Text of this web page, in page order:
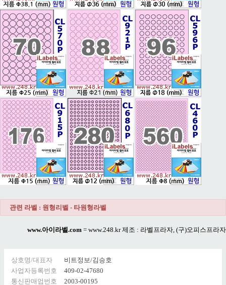
관련 라벨 : 원형리벨 - 타원형라벨
www.아이라벨.com = www.248.kr제조 : 라벨프라자, (구)오피스프라자
상호명/대표자
비트정보/김승호
사업자등록번호
409-02-47680
통신판매업번호
2003-00195